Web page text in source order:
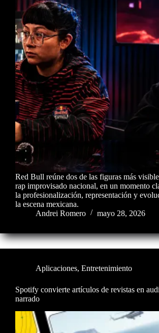
Red Bull reúne dos de las figuras más
rap improvisado nacional, en un momento
la profesionalización, representación y
la escena mexicana.
Andrei Romero
mayo 28, 2026
Aplicaciones, Entretenimiento
Spotify convierte artículos de revistas en
narrado